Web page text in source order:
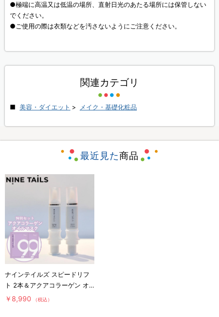
●極端に高温又は低温の場所、直射日光のあたる場所には保管しない
でください。
●ご使用の際は衣類などを汚さないようにご注意ください。
関連カテゴリ
美容・ダイエット > メイク・基礎化粧品
最近見た商品
ナインテイルズ スピードリフ
ト 2本＆アクアコラーゲン オ
イルマスク 2枚 特別セット／
￥8,990 （税込）